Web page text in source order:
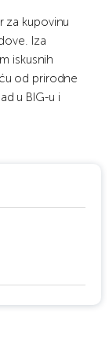
za kupovinu
Iza
iskusnih
od prirodne
u BIG-u i